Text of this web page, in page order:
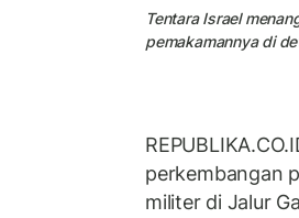
Tentara Israel
pemakamannya di
perkembangan
militer di Jalur